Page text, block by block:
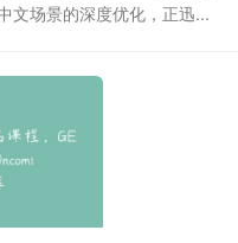
文场景的深度优化，正迅...